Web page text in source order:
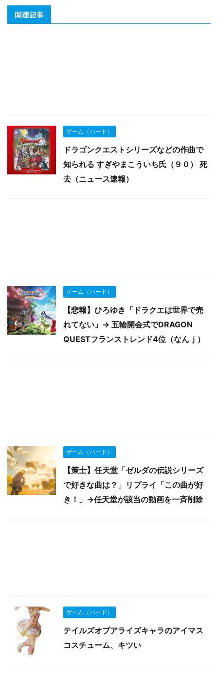
関連記事
ゲーム（ハード）
ドラゴンクエストシリーズなどの作曲で
知られる すぎやまこういち氏（９０） 死
去（ニュース速報）
ゲーム（ハード）
【悲報】ひろゆき「ドラクエは世界で売
れてない」→ 五輪開会式でDRAGON
QUESTフランストレンド4位（なんｊ）
ゲーム（ハード）
【策士】任天堂「ゼルダの伝説シリーズ
で好きな曲は？」リプライ「この曲が好
き！」→任天堂が該当の動画を一斉削除
ゲーム（ハード）
テイルズオブアライズキャラのアイマス
コスチューム、キツい